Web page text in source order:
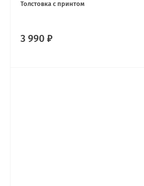
Толстовка с принтом
3 990 ₽